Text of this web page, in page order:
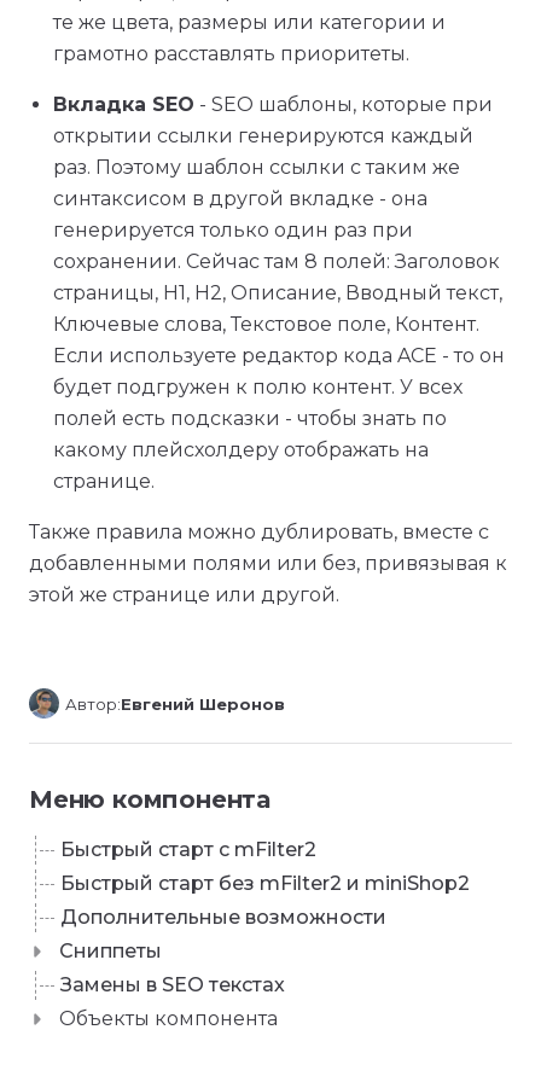
те же цвета, размеры или категории и
грамотно расставлять приоритеты.
Вкладка SEO - SEO шаблоны, которые при
открытии ссылки генерируются каждый
раз. Поэтому шаблон ссылки с таким же
синтаксисом в другой вкладке - она
генерируется только один раз при
сохранении. Сейчас там 8 полей: Заголовок
страницы, H1, H2, Описание, Вводный текст,
Ключевые слова, Текстовое поле, Контент.
Если используете редактор кода ACE - то он
будет подгружен к полю контент. У всех
полей есть подсказки - чтобы знать по
какому плейсхолдеру отображать на
странице.
Также правила можно дублировать, вместе с
добавленными полями или без, привязывая к
этой же странице или другой.
Автор:Евгений Шеронов
Меню компонента
Быстрый старт с mFilter2
Быстрый старт без mFilter2 и miniShop2
Дополнительные возможности
Сниппеты
Замены в SEO текстах
Объекты компонента